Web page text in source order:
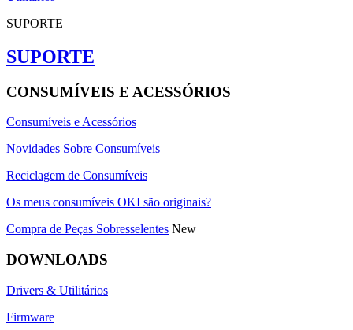
SUPORTE
SUPORTE
CONSUMÍVEIS E ACESSÓRIOS
Consumíveis e Acessórios
Novidades Sobre Consumíveis
Reciclagem de Consumíveis
Os meus consumíveis OKI são originais?
Compra de Peças Sobresselentes New
DOWNLOADS
Drivers & Utilitários
Firmware